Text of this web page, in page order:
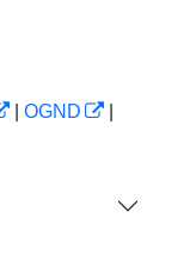
OGND